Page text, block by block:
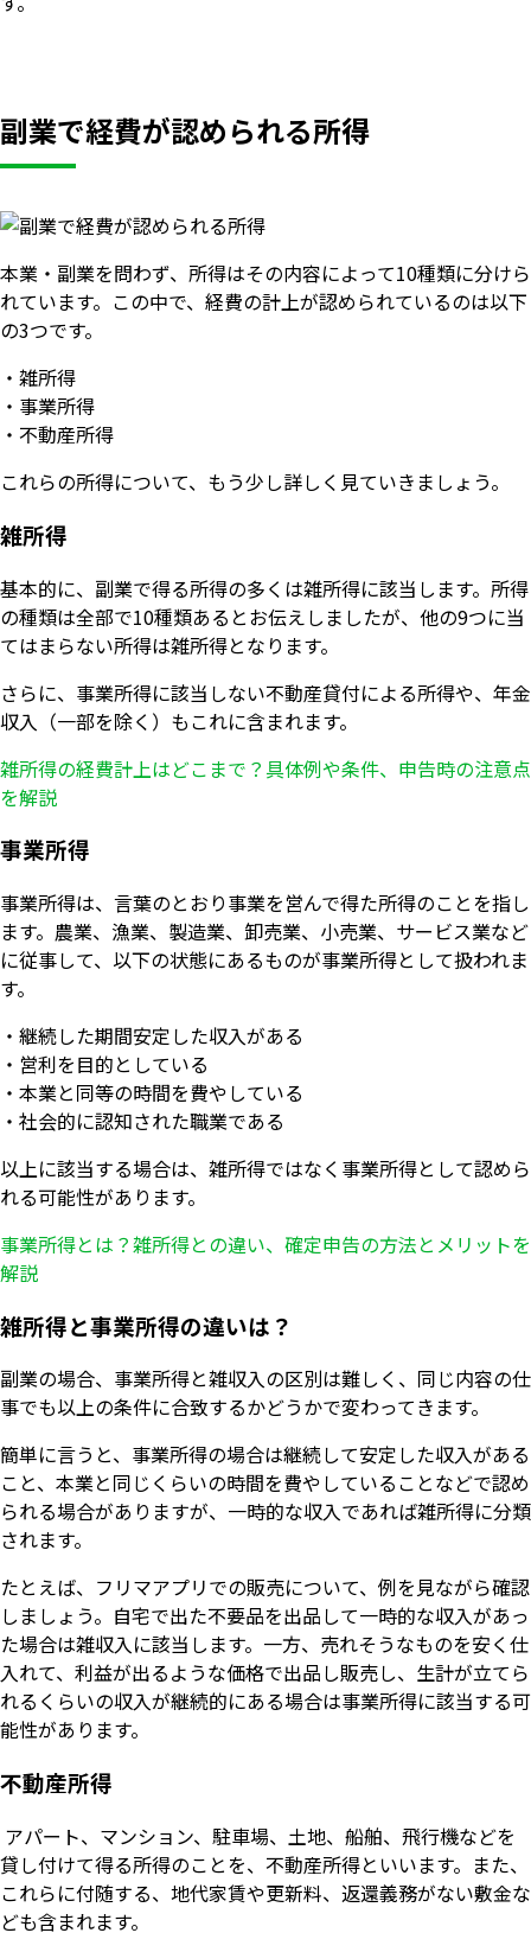
副業で経費が認められる所得
本業・副業を問わず、所得はその内容によって10種類に分けら
れています。この中で、経費の計上が認められているのは以下
の3つです。
・雑所得
・事業所得
・不動産所得
これらの所得について、もう少し詳しく見ていきましょう。
雑所得
基本的に、副業で得る所得の多くは雑所得に該当します。所得
の種類は全部で10種類あるとお伝えしましたが、他の9つに当
てはまらない所得は雑所得となります。
さらに、事業所得に該当しない不動産貸付による所得や、年金
収入（一部を除く）もこれに含まれます。
雑所得の経費計上はどこまで？具体例や条件、申告時の注意点
を解説
事業所得
事業所得は、言葉のとおり事業を営んで得た所得のことを指し
ます。農業、漁業、製造業、卸売業、小売業、サービス業など
に従事して、以下の状態にあるものが事業所得として扱われま
す。
・継続した期間安定した収入がある
・営利を目的としている
・本業と同等の時間を費やしている
・社会的に認知された職業である
以上に該当する場合は、雑所得ではなく事業所得として認めら
れる可能性があります。
事業所得とは？雑所得との違い、確定申告の方法とメリットを
解説
雑所得と事業所得の違いは？
副業の場合、事業所得と雑収入の区別は難しく、同じ内容の仕
事でも以上の条件に合致するかどうかで変わってきます。
簡単に言うと、事業所得の場合は継続して安定した収入がある
こと、本業と同じくらいの時間を費やしていることなどで認め
られる場合がありますが、一時的な収入であれば雑所得に分類
されます。
たとえば、フリマアプリでの販売について、例を見ながら確認
しましょう。自宅で出た不要品を出品して一時的な収入があっ
た場合は雑収入に該当します。一方、売れそうなものを安く仕
入れて、利益が出るような価格で出品し販売し、生計が立てら
れるくらいの収入が継続的にある場合は事業所得に該当する可
能性があります。
不動産所得
アパート、マンション、駐車場、土地、船舶、飛行機などを
貸し付けて得る所得のことを、不動産所得といいます。また、
これらに付随する、地代家賃や更新料、返還義務がない敷金な
ども含まれます。